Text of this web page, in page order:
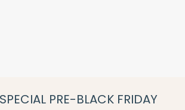
PRE-BLACK FRIDAY